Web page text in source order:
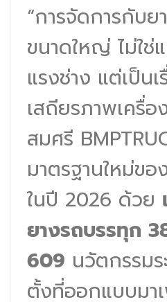
“การจัดการกับ
ขนาดใหญ่ ไม่ใช่
แรงช่าง แต่เป็น
เสถียรภาพเครื่อ
สมศรี
มาตรฐานใหม่ขอ
ในปี 2026 ด้วย
ยางรถบรรทุก
609 นวัตกรรม
ตั้งที่ออกแบบมา